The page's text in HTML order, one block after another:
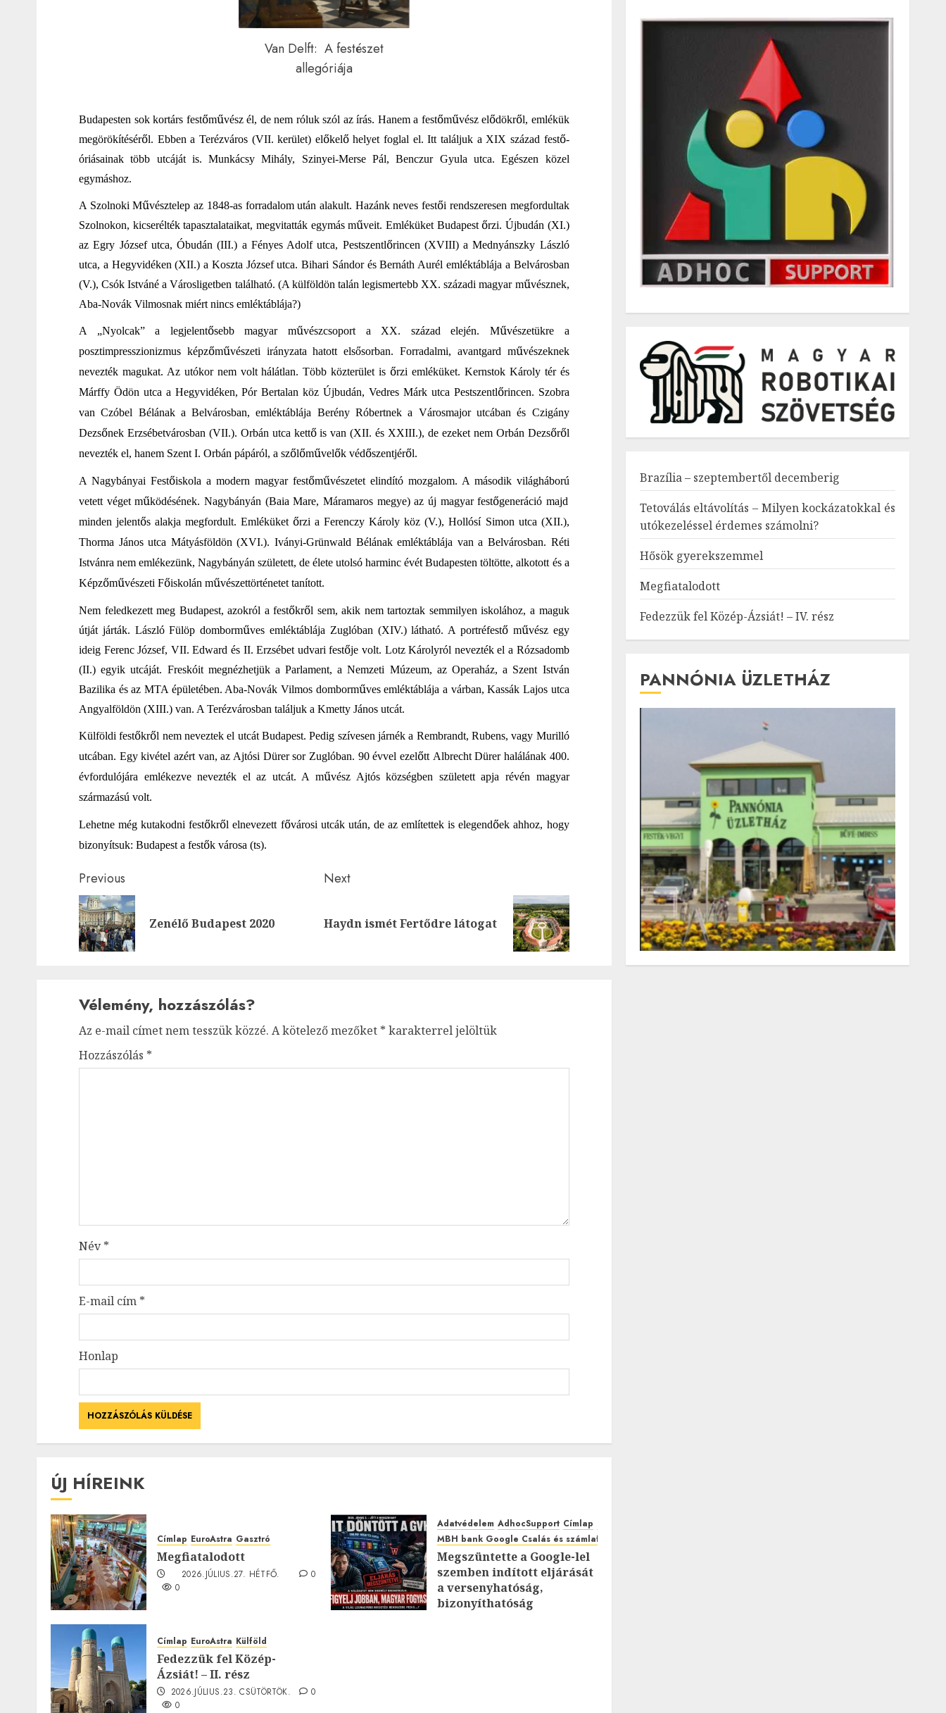
Van Delft: A festészet
allegóriája
Budapesten sok kortárs festőművész él, de nem róluk szól az írás. Hanem a festőművész elődökről, emlékük
megörökítéséről. Ebben a Terézváros (VII. kerület) előkelőhelyet foglal el. Itt találjuk a XIX század festő-
óriásainak több utcáját is. Munkácsy Mihály, Szinyei-Merse Pál, Benczur Gyula utca. Egészen közel
egymáshoz.
A Szolnoki Művésztelep az 1848-as forradalom után alakult. Hazánk neves festői rendszeresen megfordultak
Szolnokon, kicserélték tapasztalataikat, megvitatták egymás műveit. Emléküket Budapestőrzi. Újbudán (XI.)
az Egry József utca, Óbudán (III.) a Fényes Adolf utca, Pestszentlőrincen (XVIII) a Mednyánszky László
utca, a Hegyvidéken (XII.) a Koszta József utca. Bihari Sándor és Bernáth Aurél emléktáblája a Belvárosban
(V.), Csók Istváné a Városligetben található. (A külföldön talán legismertebb XX. századi magyar művésznek,
Aba-Novák Vilmosnak miért nincs emléktáblája?)
A „Nyolcak” a legjelentősebb magyar művészcsoport a XX. század elején. Művészetükre a
posztimpresszionizmus képzőművészeti irányzata hatott elsősorban. Forradalmi, avantgard művészeknek
nevezték magukat. Az utókor nem volt hálátlan. Több közterület isőrzi emléküket. Kernstok Károly tér és
Márffy Ödön utca a Hegyvidéken, Pór Bertalan köz Újbudán, Vedres Márk utca Pestszentlőrincen. Szobra
van Czóbel Bélának a Belvárosban, emléktáblája Berény Róbertnek a Városmajor utcában és Czigány
Dezsőnek Erzsébetvárosban (VII.). Orbán utca kettőis van (XII. és XXIII.), de ezeket nem Orbán Dezsőről
nevezték el, hanem Szent I. Orbán pápáról, a szőlőművelők védőszentjéről.
A Nagybányai Festőiskola a modern magyar festőművészetetelindító mozgalom. A második világháború
vetett véget működésének. Nagybányán (Baia Mare, Máramaros megye) az új magyar festőgeneráció majd
minden jelentős alakja megfordult. Emléküketőrzi a Ferenczy Károly köz (V.), Hollósí Simon utca (XII.),
Thorma János utca Mátyásföldön (XVI.). Iványi-Grünwald Bélának emléktáblája van a Belvárosban. Réti
Istvánra nem emlékezünk, Nagybányán született, de élete utolsó harminc évét Budapesten töltötte, alkotott és a
Képzőművészeti Főiskolán művészettörténetet tanított.
Nem feledkezett meg Budapest, azokról a festőkről sem, akik nem tartoztak semmilyen iskolához, a maguk
útját járták. László Fülöp domborműves emléktáblája Zuglóban (XIV.) látható. A portréfestő művész egy
ideig Ferenc József, VII. Edward és II. Erzsébet udvari festője volt. Lotz Károlyról nevezték el a Rózsadomb
(II.) egyik utcáját. Freskóit megnézhetjük a Parlament, a Nemzeti Múzeum, az Operaház, a Szent István
Bazilika és az MTA épületében. Aba-Novák Vilmos domborműves emléktáblája a várban, Kassák Lajos utca
Angyalföldön (XIII.) van. A Terézvárosban találjuk a Kmetty János utcát.
Külföldi festőkről nem neveztek el utcát Budapest. Pedig szívesen járnék a Rembrandt, Rubens, vagy Murilló
utcában. Egy kivétel azért van, az Ajtósi Dürer sor Zuglóban. 90 évvel ezelőtt Albrecht Dürer halálának 400.
évfordulójára emlékezve nevezték el az utcát. A művész Ajtós községben született apja révén magyar
származású volt.
Lehetne még kutakodni festőkről elnevezett fővárosi utcák után, de az említettek is elegendőek ahhoz, hogy
bizonyítsuk: Budapest a festők városa (ts).
Post
navigation
Previous
Previous
Zenélő Budapest 2020
Next
Next
Haydn ismét Fertődre látogat
Vélemény, hozzászólás?
Az e-mail címet nem tesszük közzé. A kötelező mezőket * karakterrel jelöltük
Hozzászólás *
Név*
E-mail cím *
Honlap
ÚJ HÍREINK
Címlap EuroAstra Gasztró
Megfiatalodott
2026.JÚLIUS.27. HÉTFŐ.
0
0
Adatvédelem AdhocSupport Címlap
MBH bank Google Csalás és számlafeltörés károsultak
Megszüntette a Google-lel
szemben indított eljárását
a versenyhatóság,
bizonyíthatóság
Címlap EuroAstra Külföld
Fedezzük fel Közép-
Ázsiát! – II. rész
2026.JÚLIUS.23. CSÜTÖRTÖK.
0
0
Brazília – szeptembertől decemberig
Tetoválás eltávolítás – Milyen kockázatokkal és
utókezeléssel érdemes számolni?
Hősök gyerekszemmel
Megfiatalodott
Fedezzük fel Közép-Ázsiát! – IV. rész
PANNÓNIA ÜZLETHÁZ